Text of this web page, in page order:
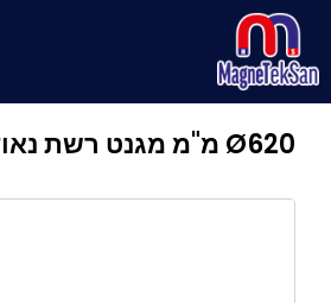
לתוכן
Ø620 מ"מ מגנט רשת נאודמיום